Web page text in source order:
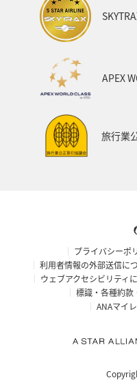
APEX
旅行業
プライバシーポ
利用者情報の外部送信に
ウェブアクセシビリティ
標識・各種約款
ANAマイ